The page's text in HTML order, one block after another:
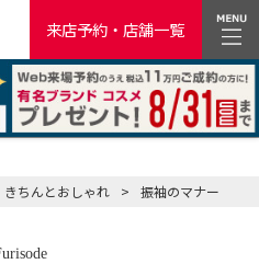
来店予約・店舗一覧
きちんとおしゃれ > 振袖のマナー